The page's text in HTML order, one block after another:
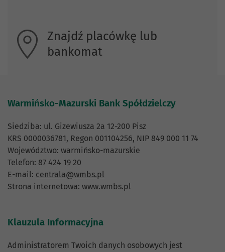
Znajdź placówkę lub
bankomat
Warmińsko-Mazurski Bank Spółdzielczy
Siedziba: ul. Gizewiusza 2a 12-200 Pisz
KRS 0000036781, Regon 001104256, NIP 849 000 11 74
Województwo: warmińsko-mazurskie
Telefon: 87 424 19 20
E-mail: centrala@wmbs.pl
Strona internetowa: www.wmbs.pl
Klauzula Informacyjna
Administratorem Twoich danych osobowych jest